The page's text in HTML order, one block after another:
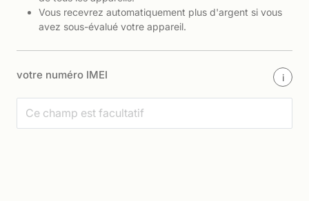
Vous recevrez automatiquement plus d'argent si vous
avez sous-évalué votre appareil.
votre numéro IMEI i